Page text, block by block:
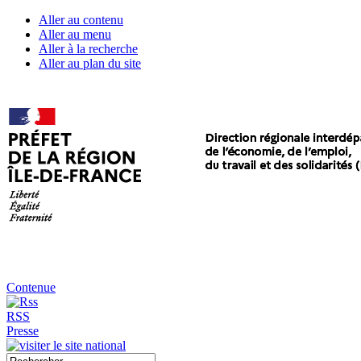
Aller au contenu
Aller au menu
Aller à la recherche
Aller au plan du site
Contenue
RSS
Presse